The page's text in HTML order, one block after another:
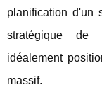
planification d'un
stratégique de
idéalement
massif.